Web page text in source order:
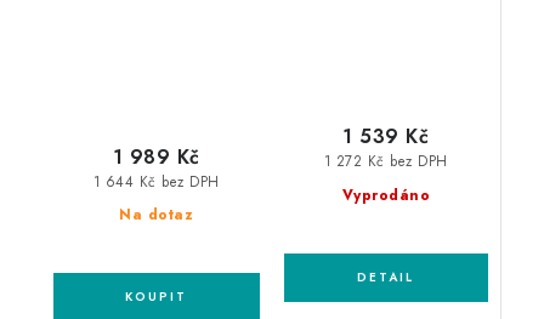
Na dotaz
1 644 Kč bez DPH
1 989 Kč
Vyprodáno
1 272 Kč bez DPH
1 539 Kč